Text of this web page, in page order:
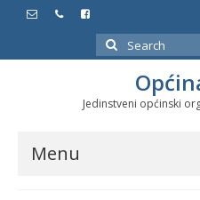
Search
for:
Jedinstveni općinski
Menu